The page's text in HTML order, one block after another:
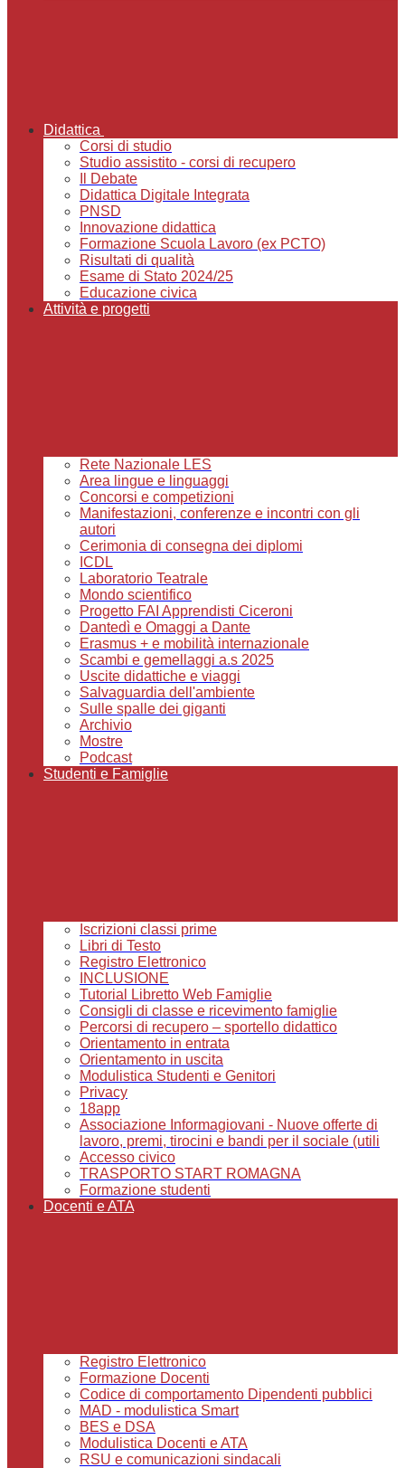
Didattica
Corsi di studio
Studio assistito - corsi di recupero
Il Debate
Didattica Digitale Integrata
PNSD
Innovazione didattica
Formazione Scuola Lavoro (ex PCTO)
Risultati di qualità
Esame di Stato 2024/25
Educazione civica
Attività e progetti
Rete Nazionale LES
Area lingue e linguaggi
Concorsi e competizioni
Manifestazioni, conferenze e incontri con gli
autori
Cerimonia di consegna dei diplomi
ICDL
Laboratorio Teatrale
Mondo scientifico
Progetto FAI Apprendisti Ciceroni
Dantedì e Omaggi a Dante
Erasmus + e mobilità internazionale
Scambi e gemellaggi a.s 2025
Uscite didattiche e viaggi
Salvaguardia dell'ambiente
Sulle spalle dei giganti
Archivio
Mostre
Podcast
Studenti e Famiglie
Iscrizioni classi prime
Libri di Testo
Registro Elettronico
INCLUSIONE
Tutorial Libretto Web Famiglie
Consigli di classe e ricevimento famiglie
Percorsi di recupero – sportello didattico
Orientamento in entrata
Orientamento in uscita
Modulistica Studenti e Genitori
Privacy
18app
Associazione Informagiovani - Nuove offerte di
lavoro, premi, tirocini e bandi per il sociale (utili
Accesso civico
TRASPORTO START ROMAGNA
Formazione studenti
Docenti e ATA
Registro Elettronico
Formazione Docenti
Codice di comportamento Dipendenti pubblici
MAD - modulistica Smart
BES e DSA
Modulistica Docenti e ATA
RSU e comunicazioni sindacali